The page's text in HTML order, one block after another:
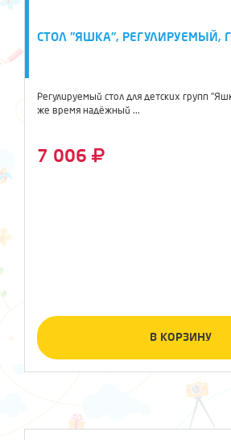
СТОЛ "ЯШКА", РЕГУЛИРУЕМЫЙ,
Регулируемый стол для детских групп
же время надёжный ...
7 006
В КОРЗИНУ